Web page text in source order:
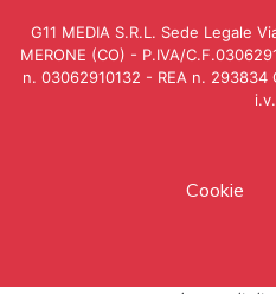
G11 MEDIA S.R.L. Sede Legale
MERONE (CO) - P.IVA/
n. 03062910132 - REA n. 293834
i.v.
Cookie